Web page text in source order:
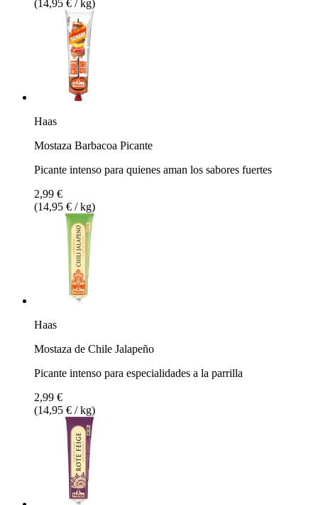
(14,95 € / kg)
Haas
Mostaza Barbacoa Picante
Picante intenso para quienes aman los sabores fuertes
2,99 €
(14,95 € / kg)
Haas
Mostaza de Chile Jalapeño
Picante intenso para especialidades a la parrilla
2,99 €
(14,95 € / kg)